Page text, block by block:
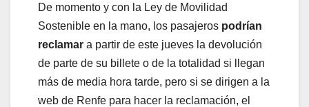
De momento y con la Ley de Movilidad
Sostenible en la mano, los pasajeros podrían
reclamar a partir de este jueves la devolución
de parte de su billete o de la totalidad si llegan
más de media hora tarde, pero si se dirigen a la
web de Renfe para hacer la reclamación, el